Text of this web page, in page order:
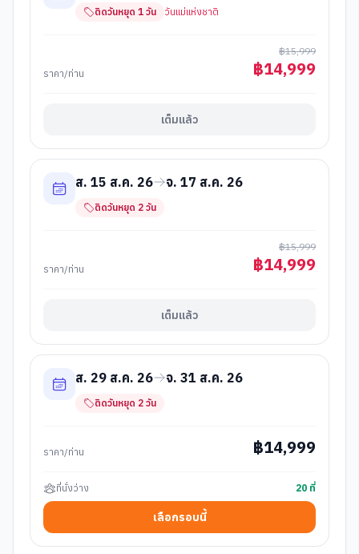
ติดวันหยุด 1 วัน วันแม่แห่งชาติ
ราคา/ท่าน
฿15,999
฿14,999
เต็มแล้ว
ส. 15 ส.ค. 26 จ. 17 ส.ค. 26
ติดวันหยุด 2 วัน
ราคา/ท่าน
฿15,999
฿14,999
เต็มแล้ว
ส. 29 ส.ค. 26 จ. 31 ส.ค. 26
ติดวันหยุด 2 วัน
ราคา/ท่าน ฿14,999
ที่นั่งว่าง 20 ที่
เลือกรอบนี้